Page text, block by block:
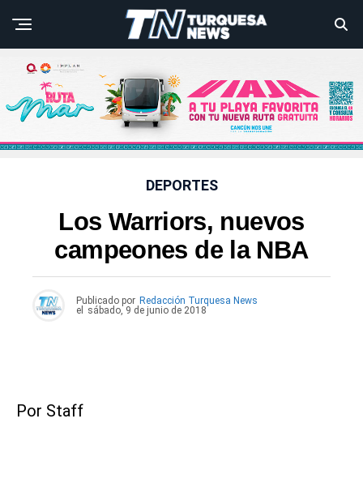
DEPORTES
Los Warriors, nuevos
campeones de la NBA
Publicado por Redacción Turquesa News
el
sábado, 9 de junio de 2018
Por Staff